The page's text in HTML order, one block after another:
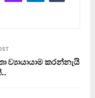
ව්‍යායායාම කරන්නැයි